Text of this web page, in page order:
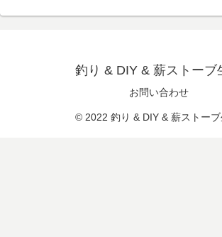
釣り & DIY & 薪ストーブ
お問い合わせ
© 2022 釣り & DIY & 薪ストーブ